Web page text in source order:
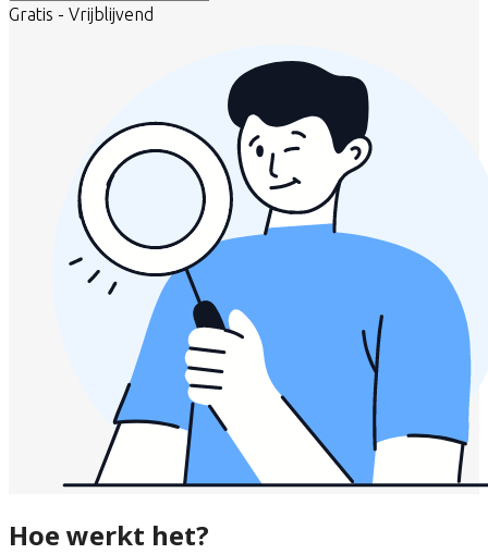
Gratis - Vrijblijvend
Hoe werkt het?